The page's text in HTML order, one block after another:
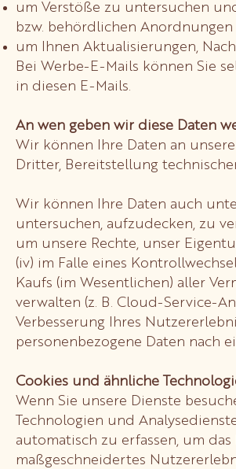
um Verstöße zu untersuchen
bzw. behördlichen Anordnungen
um Ihnen Aktualisierungen,
Bei Werbe-E-Mails können Sie
in diesen E-Mails.
An wen geben wir diese Daten
Wir können Ihre Daten an
Dritter, Bereitstellung
Wir können Ihre Daten auch
untersuchen, aufzudecken, zu
um unsere Rechte, unser
(iv) im Falle eines
Kaufs (im Wesentlichen) aller
verwalten (z. B. Cloud-Service-
Verbesserung Ihres
personenbezogene Daten nach
Cookies und ähnliche
Wenn Sie unsere Dienste
Technologien und
automatisch zu erfassen, um
maßgeschneidertes